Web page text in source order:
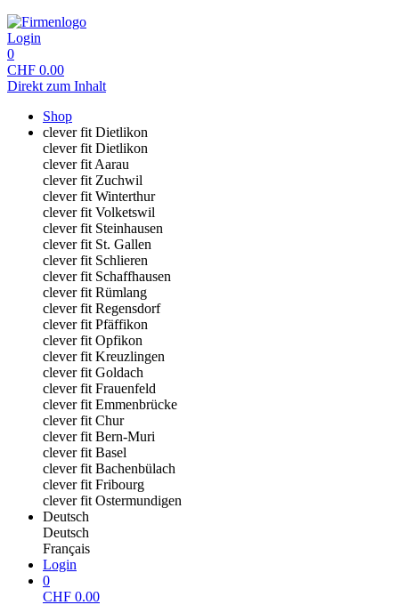
Login
0
CHF 0.00
Direkt zum Inhalt
Shop
clever fit Dietlikon
clever fit Dietlikon
clever fit Aarau
clever fit Zuchwil
clever fit Winterthur
clever fit Volketswil
clever fit Steinhausen
clever fit St. Gallen
clever fit Schlieren
clever fit Schaffhausen
clever fit Rümlang
clever fit Regensdorf
clever fit Pfäffikon
clever fit Opfikon
clever fit Kreuzlingen
clever fit Goldach
clever fit Frauenfeld
clever fit Emmenbrücke
clever fit Chur
clever fit Bern-Muri
clever fit Basel
clever fit Bachenbülach
clever fit Fribourg
clever fit Ostermundigen
Deutsch
Deutsch
Français
Login
0
CHF 0.00